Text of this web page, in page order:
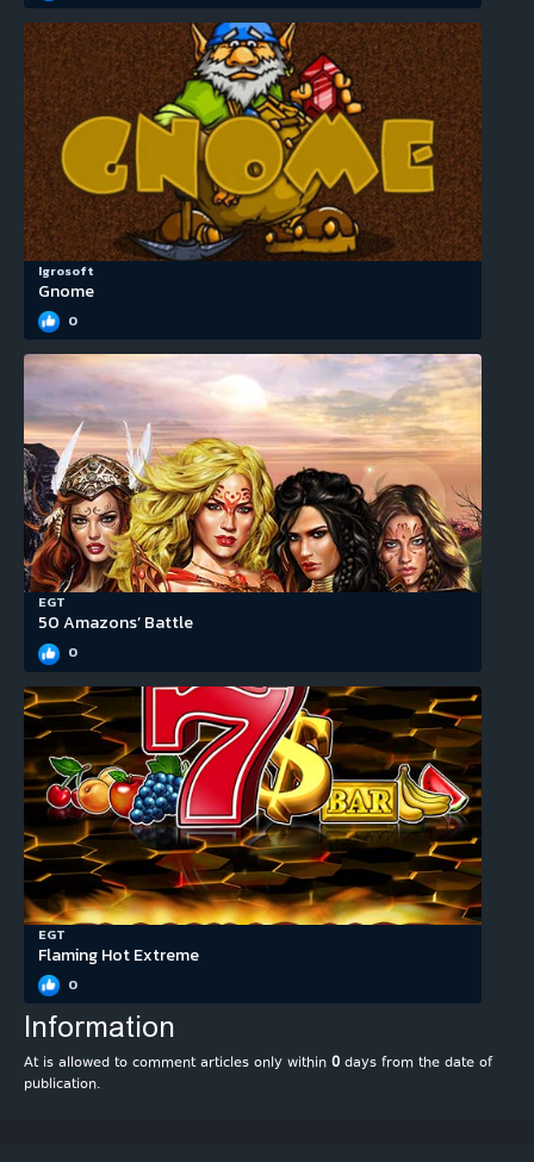
Igrosoft
Gnome
0
EGT
50 Amazons’ Battle
0
EGT
Flaming Hot Extreme
0
Information
At is allowed to comment articles only within 0 days from the date of
publication.